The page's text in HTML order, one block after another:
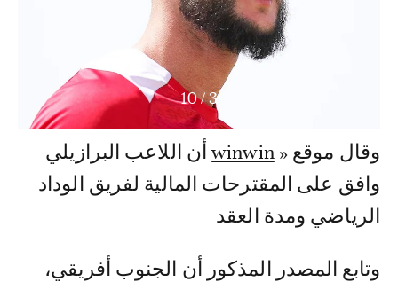
3
/
10
وقال موقع «winwinأن اللاعب البرازيلي
وافق على المقترحات المالية لفريق الوداد
الرياضي ومدة العقد
وتابع المصدر المذكور أن الجنوب أفريقي،